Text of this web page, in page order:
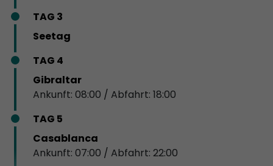
TAG 3
Seetag
TAG 4
Gibraltar
Ankunft: 08:00 / Abfahrt: 18:00
TAG 5
Casablanca
Ankunft: 07:00 / Abfahrt: 22:00